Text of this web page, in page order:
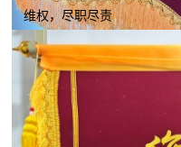
维权，尽职尽责